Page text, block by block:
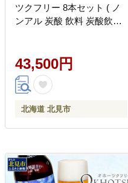
ツクフリー 8本セット ( ノ
ンアル 炭酸 飲料 炭酸飲料
43,500円
北海道 北見市